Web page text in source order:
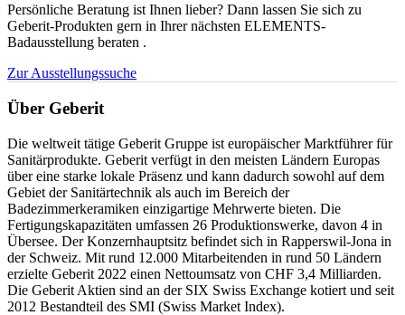
Persönliche Beratung ist Ihnen lieber? Dann lassen Sie sich zu
Geberit-Produkten gern in Ihrer nächsten ELEMENTS-
Badausstellung beraten .
Zur Ausstellungssuche
Über Geberit
Die weltweit tätige Geberit Gruppe ist europäischer Marktführer für
Sanitärprodukte. Geberit verfügt in den meisten Ländern Europas
über eine starke lokale Präsenz und kann dadurch sowohl auf dem
Gebiet der Sanitärtechnik als auch im Bereich der
Badezimmerkeramiken einzigartige Mehrwerte bieten. Die
Fertigungskapazitäten umfassen 26 Produktionswerke, davon 4 in
Übersee. Der Konzernhauptsitz befindet sich in Rapperswil-Jona in
der Schweiz. Mit rund 12.000 Mitarbeitenden in rund 50 Ländern
erzielte Geberit 2022 einen Nettoumsatz von CHF 3,4 Milliarden.
Die Geberit Aktien sind an der SIX Swiss Exchange kotiert und seit
2012 Bestandteil des SMI (Swiss Market Index).